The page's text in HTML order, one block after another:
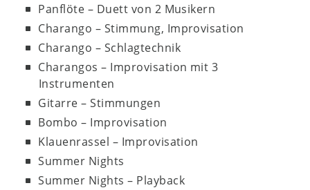
Panflöte – Duett von 2 Musikern
Charango – Stimmung, Improvisation
Charango – Schlagtechnik
Charangos – Improvisation mit 3
Instrumenten
Gitarre – Stimmungen
Bombo – Improvisation
Klauenrassel – Improvisation
Summer Nights
Summer Nights – Playback